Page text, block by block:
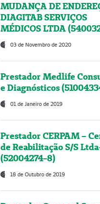
MUDANÇA DE
DIAGITAB SERVIÇOS
MÉDICOS LTDA
03 de Novembro de 2020
Prestador Medlife
e Diagnósticos
01 de Janeiro de 2019
Prestador CERPAM –
de Reabilitação S/S
(52004274-8)
18 de Outubro de 2019